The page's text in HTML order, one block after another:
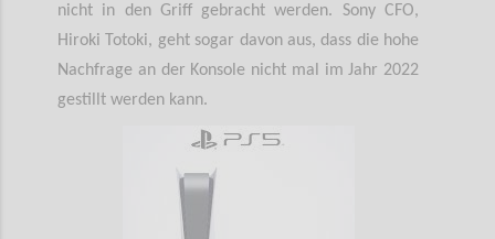
nicht in den Griff gebracht werden. Sony CFO,
Hiroki Totoki, geht sogar davon aus, dass die hohe
Nachfrage an der Konsole nicht mal im Jahr 2022
gestillt werden kann.